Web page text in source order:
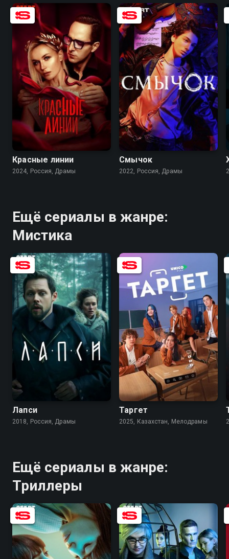
6.5 5.5
Красные линии
2024, Россия, Драмы
7.7 8.2
Смычок
2022, Россия, Драмы
Ещё сериалы в жанре:
Мистика
7.5
Лапси
2018, Россия, Драмы
7.4 5.2
Таргет
2025, Казахстан, Мелодрамы
Ещё сериалы в жанре:
Триллеры